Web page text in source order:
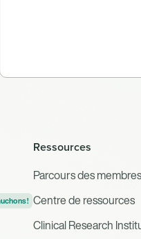
!
Ressources
Parcours des
Centre de ressources
Clinical Research